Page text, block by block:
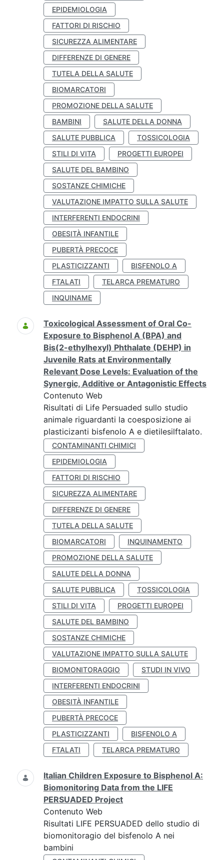
EPIDEMIOLOGIA
FATTORI DI RISCHIO
SICUREZZA ALIMENTARE
DIFFERENZE DI GENERE
TUTELA DELLA SALUTE
BIOMARCATORI
PROMOZIONE DELLA SALUTE
BAMBINI
SALUTE DELLA DONNA
SALUTE PUBBLICA
TOSSICOLOGIA
STILI DI VITA
PROGETTI EUROPEI
SALUTE DEL BAMBINO
SOSTANZE CHIMICHE
VALUTAZIONE IMPATTO SULLA SALUTE
INTERFERENTI ENDOCRINI
OBESITÀ INFANTILE
PUBERTÀ PRECOCE
PLASTICIZZANTI
BISFENOLO A
FTALATI
TELARCA PREMATURO
INQUINAME
Toxicological Assessment of Oral Co-
Exposure to Bisphenol A (BPA) and
Bis(2-ethylhexyl) Phthalate (DEHP) in
Juvenile Rats at Environmentally
Relevant Dose Levels: Evaluation of the
Synergic, Additive or Antagonistic Effects
Contenuto Web
Risultati di Life Persuaded sullo studio
animale riguardanti la coesposizione ai
plasticizanti bisfenolo A e dietilesilftalato.
CONTAMINANTI CHIMICI
EPIDEMIOLOGIA
FATTORI DI RISCHIO
SICUREZZA ALIMENTARE
DIFFERENZE DI GENERE
TUTELA DELLA SALUTE
BIOMARCATORI
INQUINAMENTO
PROMOZIONE DELLA SALUTE
SALUTE DELLA DONNA
SALUTE PUBBLICA
TOSSICOLOGIA
STILI DI VITA
PROGETTI EUROPEI
SALUTE DEL BAMBINO
SOSTANZE CHIMICHE
VALUTAZIONE IMPATTO SULLA SALUTE
BIOMONITORAGGIO
STUDI IN VIVO
INTERFERENTI ENDOCRINI
OBESITÀ INFANTILE
PUBERTÀ PRECOCE
PLASTICIZZANTI
BISFENOLO A
FTALATI
TELARCA PREMATURO
Italian Children Exposure to Bisphenol A:
Biomonitoring Data from the LIFE
PERSUADED Project
Contenuto Web
Risultati LIFE PERSUADED dello studio di
biomonitoragio del bisfenolo A nei
bambini